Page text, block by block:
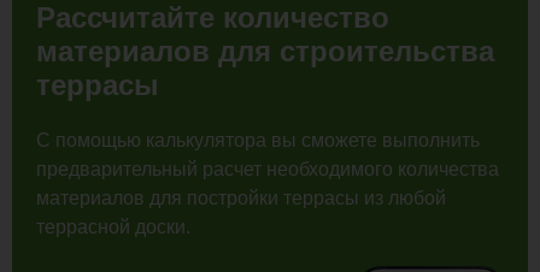
Рассчитайте количество
материалов для строительства
террасы
С помощью калькулятора вы сможете выполнить
предварительный расчет необходимого количества
материалов для постройки террасы из любой
террасной доски.